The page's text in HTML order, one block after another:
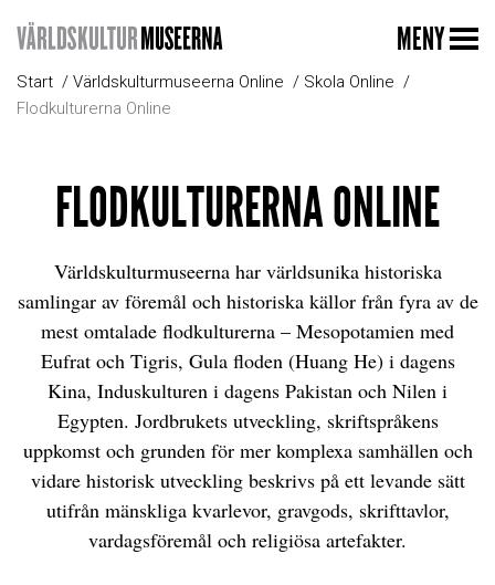
MENY
Start Världskulturmuseerna Online
Skola Online
Flodkulturerna Online
FLODKULTURERNA ONLINE
Världskulturmuseerna har världsunika historiska
samlingar av föremål och historiska källor från fyra av de
mest omtalade flodkulturerna – Mesopotamien med
Eufrat och Tigris, Gula floden (Huang He) i dagens
Kina, Induskulturen i dagens Pakistan och Nilen i
Egypten. Jordbrukets utveckling, skriftspråkens
uppkomst och grunden för mer komplexa samhällen och
vidare historisk utveckling beskrivs på ett levande sätt
utifrån mänskliga kvarlevor, gravgods, skrifttavlor,
vardagsföremål och religiösa artefakter.